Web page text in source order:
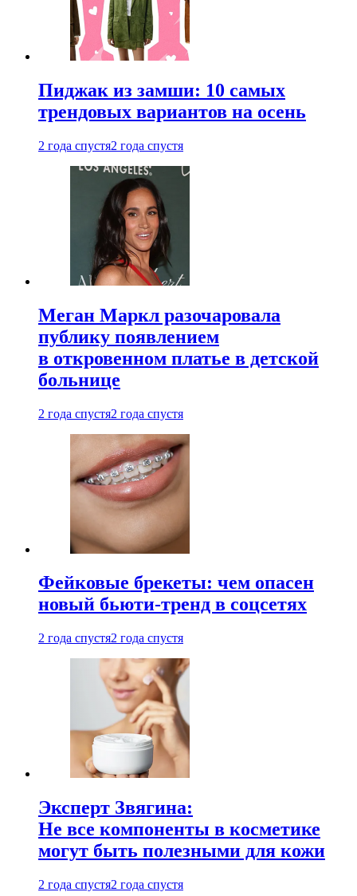
Пиджак из замши: 10 самых
трендовых вариантов на осень
2 года спустя2 года спустя
Меган Маркл разочаровала
публику появлением
в откровенном платье в детской
больнице
2 года спустя2 года спустя
Фейковые брекеты: чем опасен
новый бьюти-тренд в соцсетях
2 года спустя2 года спустя
Эксперт Звягина:
Не все компоненты в косметике
могут быть полезными для кожи
2 года спустя2 года спустя